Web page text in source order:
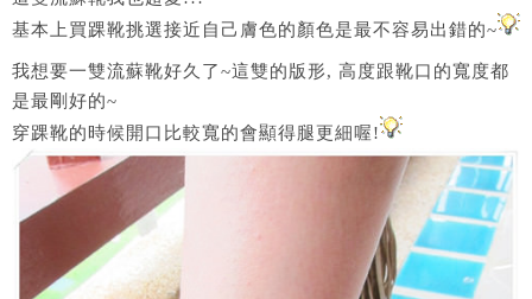
基本上買踝靴挑選接近自己膚色的顏色是最不容易出錯的~
我想要一雙流蘇靴好久了~這雙的版形, 高度跟靴口的寬度都
是最剛好的~
穿踝靴的時候開口比較寬的會顯得腿更細喔!